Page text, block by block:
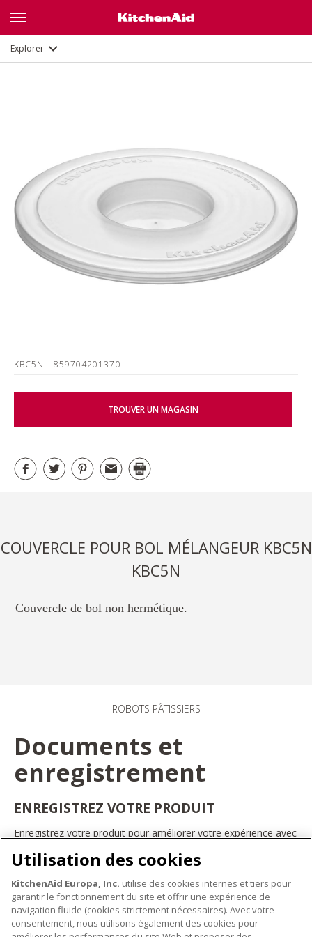
Explorer Description
KBC5N- 859704201370
TROUVER UN MAGASIN
COUVERCLE POUR BOL MÉLANGEUR KBC5N
KBC5N
Couvercle de bol non hermétique.
ROBOTS PÂTISSIERS
Documents et
enregistrement
ENREGISTREZ VOTRE PRODUIT
Enregistrez votre produit pour améliorer votre expérience avec
bénéficier d'offres et de promotions exclusives, recevoir des
conseils et des astuces, et bien plus encore.
INSCRIVEZ-VOUS DÈS À PRÉSENT
Utilisation des cookies
KitchenAid Europa, Inc. utilise des cookies internes et tiers pour
garantir le fonctionnement du site et offrir une expérience de
navigation fluide (cookies strictement nécessaires). Avec votre
consentement, nous utilisons également des cookies pour